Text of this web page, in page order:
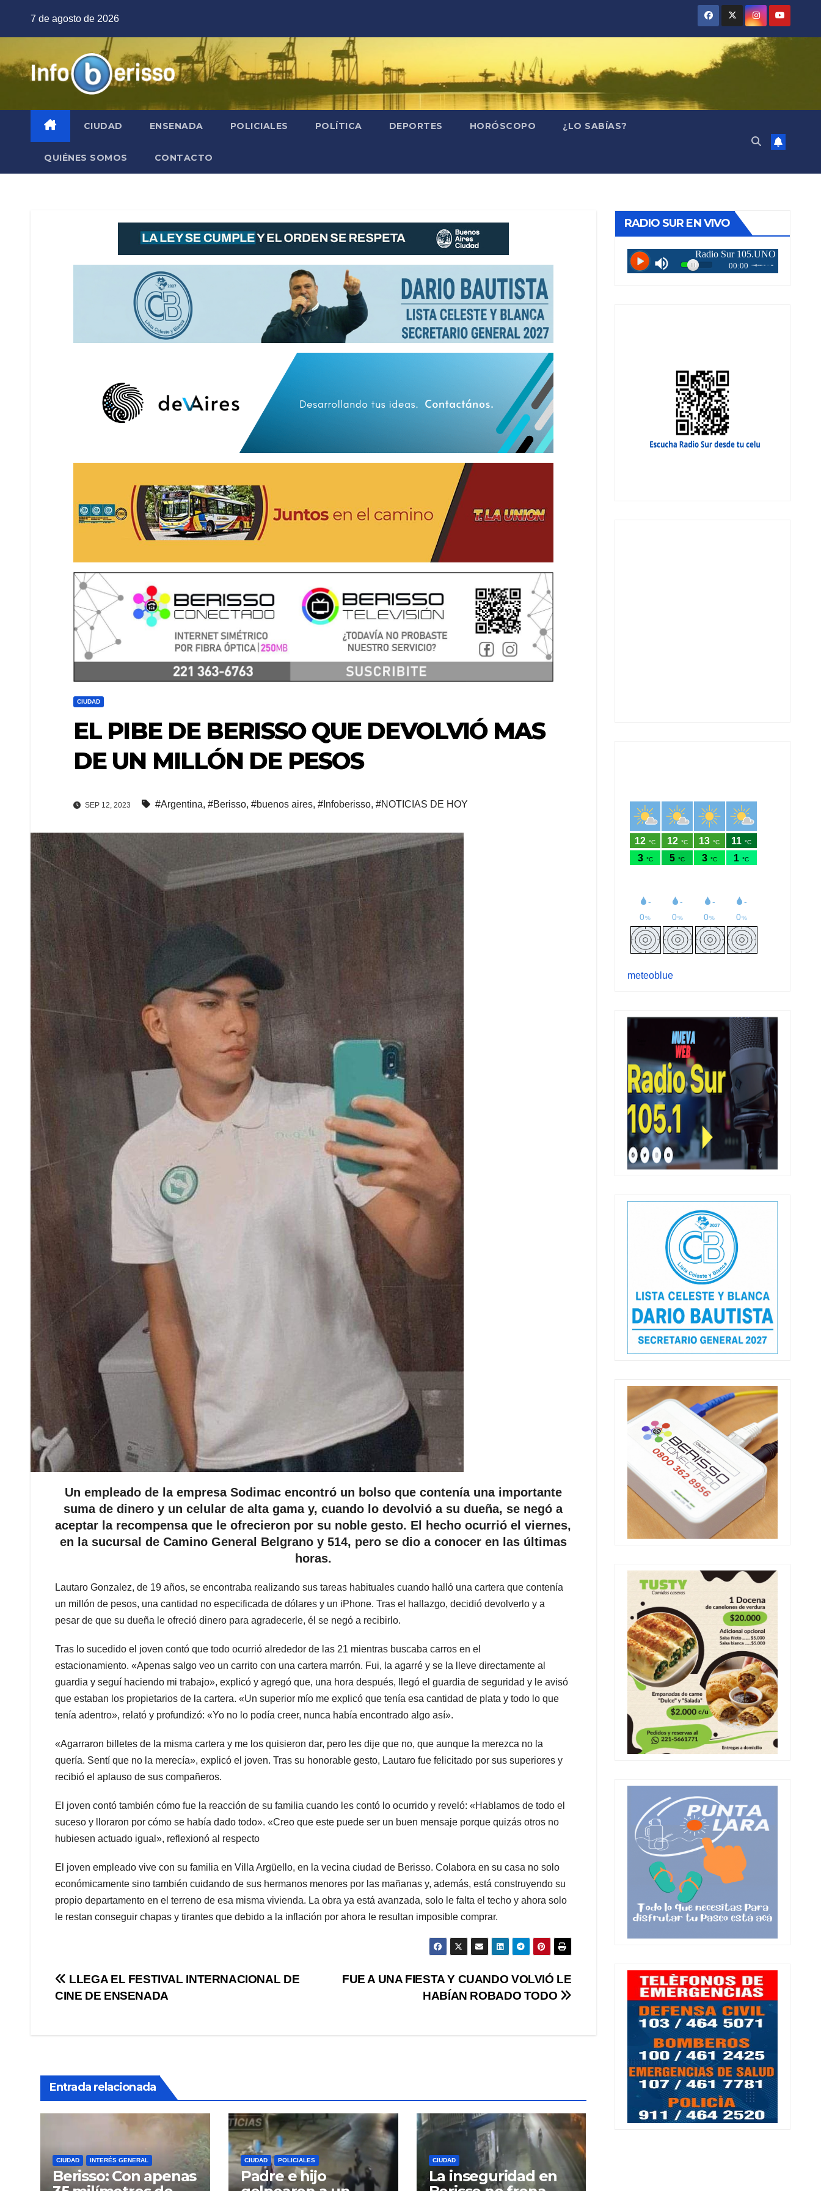
7 de agosto de 2026
CIUDAD ENSENADA POLICIALES POLÍTICA DEPORTES HORÓSCOPO ¿LO SABÍAS?
QUIÉNES SOMOS CONTACTO
CIUDAD
EL PIBE DE BERISSO QUE DEVOLVIÓ MAS
DE UN MILLÓN DE PESOS
SEP 12, 2023 #Argentina, #Berisso, #buenos aires, #Infoberisso, #NOTICIAS DE HOY
Un empleado de la empresa Sodimac encontró un bolso que contenía una importante
suma de dinero y un celular de alta gama y, cuando lo devolvió a su dueña, se negó a
aceptar la recompensa que le ofrecieron por su noble gesto. El hecho ocurrió el viernes,
en la sucursal de Camino General Belgrano y 514, pero se dio a conocer en las últimas
horas.
Lautaro Gonzalez, de 19 años, se encontraba realizando sus tareas habituales cuando halló una cartera que contenía
un millón de pesos, una cantidad no especificada de dólares y un iPhone. Tras el hallazgo, decidió devolverlo y a
pesar de que su dueña le ofreció dinero para agradecerle, él se negó a recibirlo.
Tras lo sucedido el joven contó que todo ocurrió alrededor de las 21 mientras buscaba carros en el
estacionamiento. «Apenas salgo veo un carrito con una cartera marrón. Fui, la agarré y se la lleve directamente al
guardia y seguí haciendo mi trabajo», explicó y agregó que, una hora después, llegó el guardia de seguridad y le avisó
que estaban los propietarios de la cartera. «Un superior mío me explicó que tenía esa cantidad de plata y todo lo que
tenía adentro», relató y profundizó: «Yo no lo podía creer, nunca había encontrado algo así».
«Agarraron billetes de la misma cartera y me los quisieron dar, pero les dije que no, que aunque la merezca no la
quería. Sentí que no la merecía», explicó el joven. Tras su honorable gesto, Lautaro fue felicitado por sus superiores y
recibió el aplauso de sus compañeros.
El joven contó también cómo fue la reacción de su familia cuando les contó lo ocurrido y reveló: «Hablamos de todo el
suceso y lloraron por cómo se había dado todo». «Creo que este puede ser un buen mensaje porque quizás otros no
hubiesen actuado igual», reflexionó al respecto
El joven empleado vive con su familia en Villa Argüello, en la vecina ciudad de Berisso. Colabora en su casa no solo
económicamente sino también cuidando de sus hermanos menores por las mañanas y, además, está construyendo su
propio departamento en el terreno de esa misma vivienda. La obra ya está avanzada, solo le falta el techo y ahora solo
le restan conseguir chapas y tirantes que debido a la inflación por ahora le resultan imposible comprar.
Navegación
FUE A UNA FIESTA Y CUANDO VOLVIÓ LE
HABÍAN ROBADO TODO
LLEGA EL FESTIVAL INTERNACIONAL DE
CINE DE ENSENADA
Entrada relacionada
CIUDAD INTERÉS GENERAL
Berisso: Con apenas
CIUDAD POLICIALES
Padre e hijo
CIUDAD
La inseguridad en
RADIO SUR EN VIVO
meteoblue